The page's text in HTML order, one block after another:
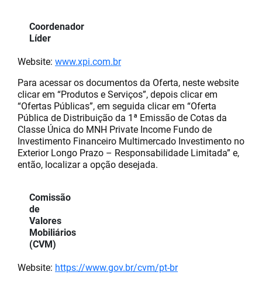
Coordenador
Líder
Website: www.xpi.com.br
Para acessar os documentos da Oferta, neste website
clicar em “Produtos e Serviços”, depois clicar em
“Ofertas Públicas”, em seguida clicar em “Oferta
Pública de Distribuição da 1ª Emissão de Cotas da
Classe Única do MNH Private Income Fundo de
Investimento Financeiro Multimercado Investimento no
Exterior Longo Prazo – Responsabilidade Limitada” e,
então, localizar a opção desejada.
Comissão
de
Valores
Mobiliários
(CVM)
Website: https://www.gov.br/cvm/pt-br